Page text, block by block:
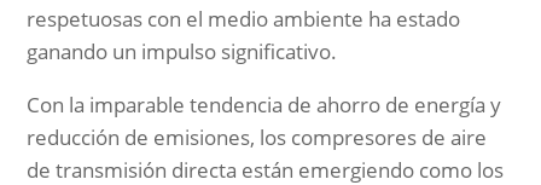
respetuosas con el medio ambiente ha estado
ganando un impulso significativo.
Con la imparable tendencia de ahorro de energía y
reducción de emisiones, los compresores de aire
de transmisión directa están emergiendo como los